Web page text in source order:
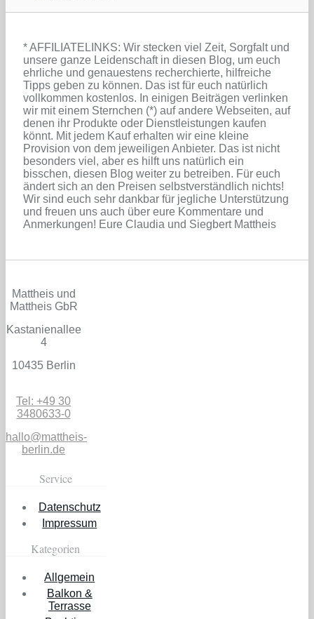
* AFFILIATELINKS: Wir stecken viel Zeit, Sorgfalt und
unsere ganze Leidenschaft in diesen Blog, um euch
ehrliche und genauestens recherchierte, hilfreiche
Tipps geben zu können. Das ist für euch natürlich
vollkommen kostenlos. In einigen Beiträgen verlinken
wir mit einem Sternchen (*) auf andere Webseiten, auf
denen ihr Produkte oder Dienstleistungen kaufen
könnt. Mit jedem Kauf erhalten wir eine kleine
Provision von dem jeweiligen Anbieter. Das ist nicht
besonders viel, aber es hilft uns natürlich ein
bisschen, diesen Blog weiter zu betreiben. Für euch
ändert sich an den Preisen selbstverständlich nichts!
Wir sind euch sehr dankbar für jegliche Unterstützung
und freuen uns auch über eure Kommentare und
Anmerkungen! Eure Claudia und Siegbert Mattheis
Mattheis und
Mattheis GbR
Kastanienallee
4
10435 Berlin
Tel: +49 30
3480633-0
hallo@mattheis-
berlin.de
Service
Datenschutz
Impressum
Kategorien
Allgemein
Balkon &
Terrasse